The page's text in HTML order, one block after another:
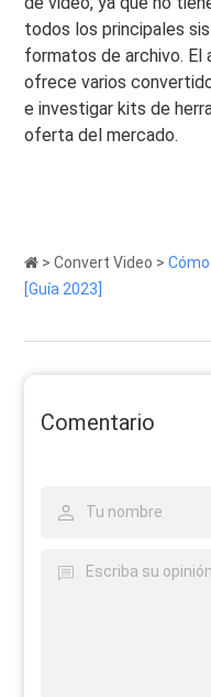
todos los principales
formatos de archivo. El
ofrece varios
e investigar kits de
oferta del mercado.
>Convert Video >
[Guía 2023]
Comentario